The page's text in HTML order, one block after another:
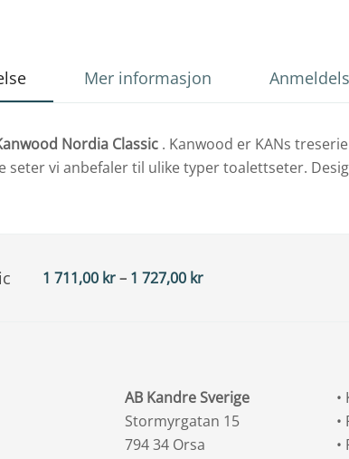
Mer informasjon
Nordia Classic . Kanwood er KANs
seter vi anbefaler til ulike typer toalettseter.
1 711,00 kr– 1 727,00 krPrisintervall:
SEK
AB Kandre Sverige
Stormyrgatan 15
794 34 Orsa
•
•
•